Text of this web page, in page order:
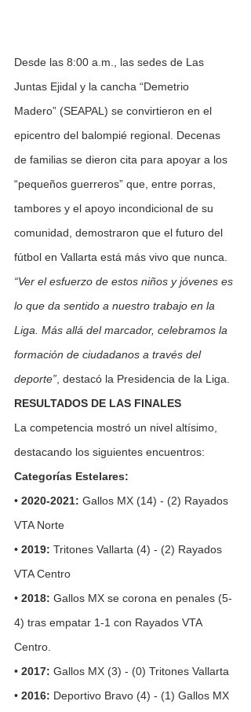
Desde las 8:00 a.m., las sedes de Las
Juntas Ejidal y la cancha “Demetrio
Madero” (SEAPAL) se convirtieron en el
epicentro del balompié regional. Decenas
de familias se dieron cita para apoyar a los
“pequeños guerreros” que, entre porras,
tambores y el apoyo incondicional de su
comunidad, demostraron que el futuro del
fútbol en Vallarta está más vivo que nunca.
“Ver el esfuerzo de estos niños y jóvenes es
lo que da sentido a nuestro trabajo en la
Liga. Más allá del marcador, celebramos la
formación de ciudadanos a través del
deporte”, destacó la Presidencia de la Liga.
RESULTADOS DE LAS FINALES
La competencia mostró un nivel altísimo,
destacando los siguientes encuentros:
Categorías Estelares:
• 2020-2021: Gallos MX (14) - (2) Rayados
VTA Norte
• 2019: Tritones Vallarta (4) - (2) Rayados
VTA Centro
• 2018: Gallos MX se corona en penales (5-
4) tras empatar 1-1 con Rayados VTA
Centro.
• 2017: Gallos MX (3) - (0) Tritones Vallarta
• 2016: Deportivo Bravo (4) - (1) Gallos MX